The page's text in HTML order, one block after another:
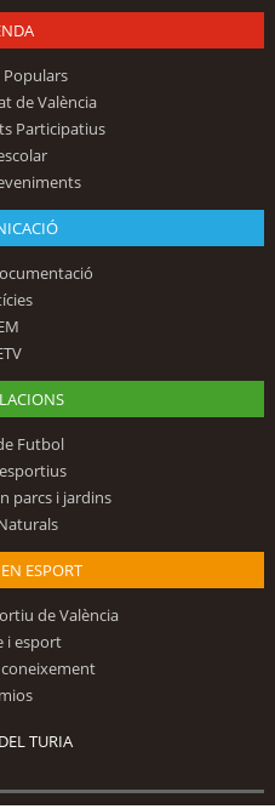
Populars
de València
Participatius
Futbol
parcs i jardins
ESPORT
de València
i esport
TURIA